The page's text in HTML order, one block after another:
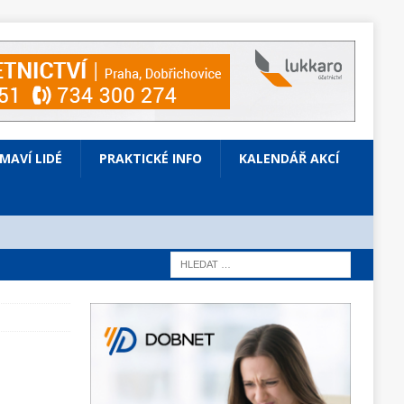
LIDÉ PRAKTICKÉ INFO KALENDÁŘ AKCÍ